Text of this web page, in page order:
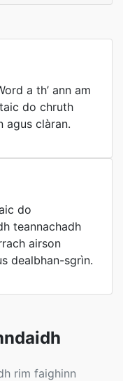
a th’ ann am
do chruth
agus clàran.
do
teannachadh
airson
dealbhan-sgrìn.
rim faighinn